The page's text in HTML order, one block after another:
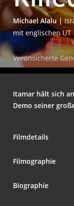
Micha­el Ala­lu |
mit eng­li­schen UT
Ver­un­si­cher­te
Ita­mar hält sich
Demo sei­ner
Film­de­tails
Fil­mo­gra­phie
Bio­gra­phie